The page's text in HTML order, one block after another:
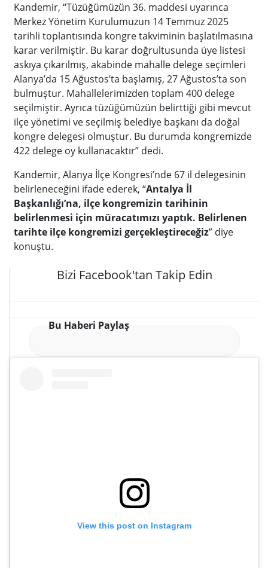
Kandemir, “Tüzüğümüzün 36. maddesi uyarınca
Merkez Yönetim Kurulumuzun 14 Temmuz 2025
tarihli toplantısında kongre takviminin başlatılmasına
karar verilmiştir. Bu karar doğrultusunda üye listesi
askıya çıkarılmış, akabinde mahalle delege seçimleri
Alanya’da 15 Ağustos’ta başlamış, 27 Ağustos’ta son
bulmuştur. Mahallelerimizden toplam 400 delege
seçilmiştir. Ayrıca tüzüğümüzün belirttiği gibi mevcut
ilçe yönetimi ve seçilmiş belediye başkanı da doğal
kongre delegesi olmuştur. Bu durumda kongremizde
422 delege oy kullanacaktır” dedi.
Kandemir, Alanya İlçe Kongresi’nde 67 il delegesinin
belirleneceğini ifade ederek, “Antalya İl
Başkanlığı’na, ilçe kongremizin tarihinin
belirlenmesi için müracatımızı yaptık. Belirlenen
tarihte ilçe kongremizi gerçekleştireceğiz” diye
konuştu.
Bizi Facebook'tan Takip Edin
Bu Haberi Paylaş
View this post on Instagram